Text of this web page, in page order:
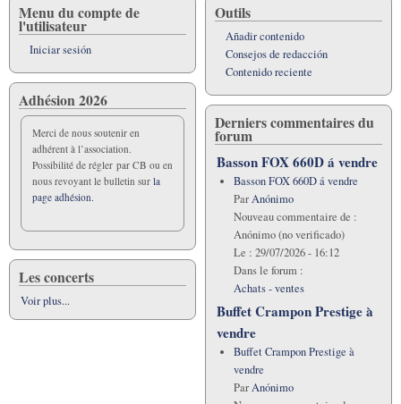
Menu du compte de
l'utilisateur
Iniciar sesión
Adhésion 2026
Merci de nous soutenir en
adhérent à l’association.
Possibilité de régler par CB ou en
nous revoyant le bulletin sur la
page adhésion.
Les concerts
Voir plus...
Outils
Añadir contenido
Consejos de redacción
Contenido reciente
Derniers commentaires du
forum
Basson FOX 660D á vendre
Basson FOX 660D á vendre
ParAnónimo
Nouveau commentaire de :
Anónimo (no verificado)
Le : 29/07/2026 - 16:12
Dans le forum :
Achats - ventes
Buffet Crampon Prestige à
vendre
Buffet Crampon Prestige à
vendre
ParAnónimo